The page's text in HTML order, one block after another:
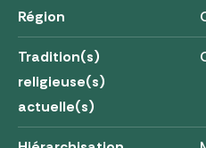
Région
Tradition(s)
religieuse(s)
actuelle(s)